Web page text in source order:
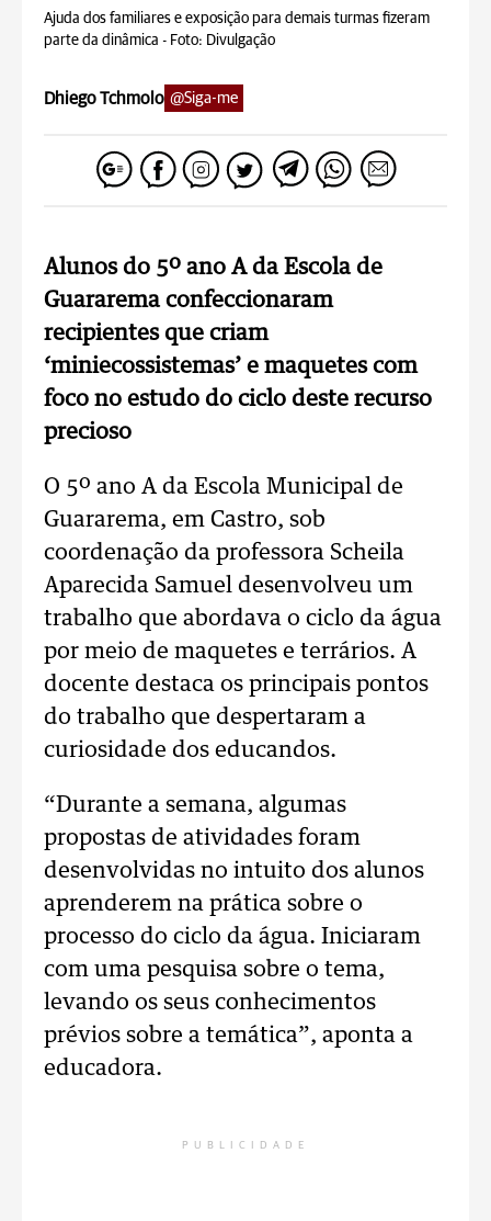
Ajuda dos familiares e exposição para demais turmas fizeram
parte da dinâmica - Foto: Divulgação
Dhiego Tchmolo @Siga-me
Alunos do 5º ano A da Escola de
Guararema confeccionaram
recipientes que criam
‘miniecossistemas’ e maquetes com
foco no estudo do ciclo deste recurso
precioso
O 5º ano A da Escola Municipal de
Guararema, em Castro, sob
coordenação da professora Scheila
Aparecida Samuel desenvolveu um
trabalho que abordava o ciclo da água
por meio de maquetes e terrários. A
docente destaca os principais pontos
do trabalho que despertaram a
curiosidade dos educandos.
“Durante a semana, algumas
propostas de atividades foram
desenvolvidas no intuito dos alunos
aprenderem na prática sobre o
processo do ciclo da água. Iniciaram
com uma pesquisa sobre o tema,
levando os seus conhecimentos
prévios sobre a temática”, aponta a
educadora.
PUBLICIDADE